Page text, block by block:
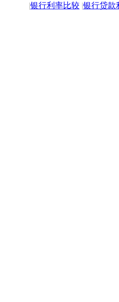
|银行利率比较 |银行贷款